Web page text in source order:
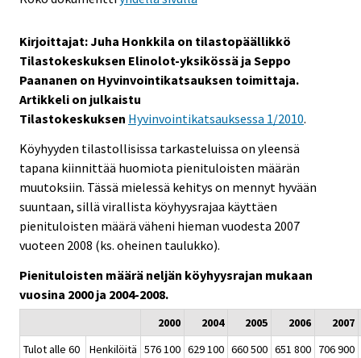
Kirjoittajat: Juha Honkkila on tilastopäällikkö
Tilastokeskuksen Elinolot-yksikössä ja Seppo
Paananen on Hyvinvointikatsauksen toimittaja.
Artikkeli on julkaistu
Tilastokeskuksen Hyvinvointikatsauksessa 1/2010.
Köyhyyden tilastollisissa tarkasteluissa on yleensä
tapana kiinnittää huomiota pienituloisten määrän
muutoksiin. Tässä mielessä kehitys on mennyt hyvään
suuntaan, sillä virallista köyhyysrajaa käyttäen
pienituloisten määrä väheni hieman vuodesta 2007
vuoteen 2008 (ks. oheinen taulukko).
Pienituloisten määrä neljän köyhyysrajan mukaan
vuosina 2000 ja 2004-2008.
2000 2004 2005 2006
2007
Tulot alle 60
Henkilöitä 576 100 629 100 660 500 651 800 706 900